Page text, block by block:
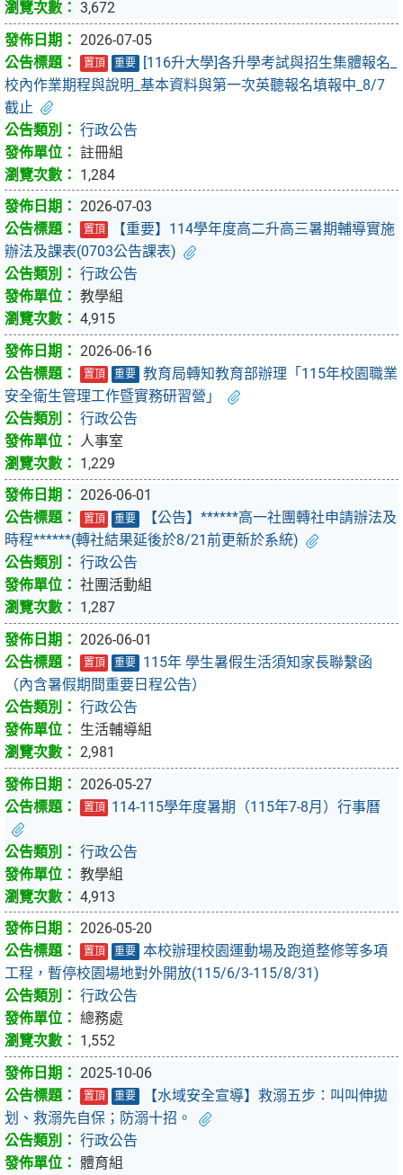
3,672
2026-07-05
置頂 重要
[116升大學]各升學考試與招生集體報名_
校內作業期程與說明_基本資料與第一次英聽報名填報中_8/7
截止
行政公告
註冊組
1,284
2026-07-03
置頂
【重要】114學年度高二升高三暑期輔導實施
辦法及課表(0703公告課表)
行政公告
教學組
4,915
2026-06-16
置頂 重要 教育局轉知教育部辦理「115年校園職業
安全衛生管理工作暨實務研習營」
行政公告
人事室
1,229
2026-06-01
置頂 重要
【公告】******高一社團轉社申請辦法及
時程******(轉社結果延後於8/21前更新於系統)
行政公告
社團活動組
1,287
2026-06-01
置頂 重要
115年 學生暑假生活須知家長聯繫函
（內含暑假期間重要日程公告）
行政公告
生活輔導組
2,981
2026-05-27
置頂 114-115學年度暑期（115年7-8月）行事曆
行政公告
教學組
4,913
2026-05-20
置頂 重要 本校辦理校園運動場及跑道整修等多項
工程，暫停校園場地對外開放(115/6/3-115/8/31)
行政公告
總務處
1,552
2025-10-06
置頂 重要
【水域安全宣導】救溺五步：叫叫伸拋
划、救溺先自保；防溺十招。
行政公告
體育組